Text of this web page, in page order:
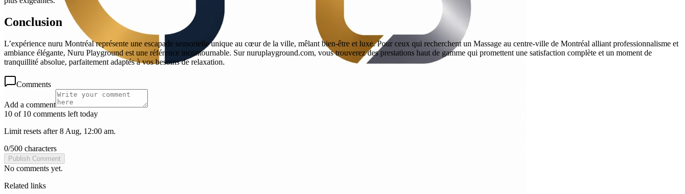
Conclusion
L’expérience nuru Montréal représente une escapade sensorielle unique au cœur de la ville, mêlant bien-être et luxe. Pour ceux qui recherchent un Massage au centre-ville de Montréal alliant professionnalisme et
ambiance élégante, Nuru Playground est une référence incontournable. Sur nuruplayground.com, vous trouverez des prestations haut de gamme qui promettent une satisfaction complète et un moment de
tranquillité absolue, parfaitement adaptés à vos besoins de relaxation.
Comments
Add a comment
10 of 10 comments left today
Limit resets after 8 Aug, 12:00 am.
0/500 characters
Publish Comment
No comments yet.
Related links